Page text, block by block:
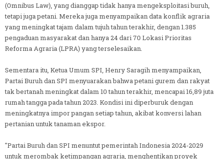
(Omnibus Law), yang dianggap tidak hanya mengeksploitasi buruh,
tetapi juga petani. Mereka juga menyampaikan data konflik agraria
yang meningkat tajam dalam tujuh tahun terakhir, dengan 1.385
pengaduan masyarakat dan hanya 24 dari 70 Lokasi Prioritas
Reforma Agraria (LPRA) yang terselesaikan.
Sementara itu, Ketua Umum SPI, Henry Saragih menyampaikan,
Partai Buruh dan SPI menyuarakan bahwa petani gurem dan rakyat
tak bertanah meningkat dalam 10 tahun terakhir, mencapai 16,89 juta
rumah tangga pada tahun 2023. Kondisi ini diperburuk dengan
meningkatnya impor pangan setiap tahun, akibat konversi lahan
pertanian untuk tanaman ekspor.
"Partai Buruh dan SPI menuntut pemerintah Indonesia 2024-2029
untuk merombak ketimpangan agraria, menghentikan proyek